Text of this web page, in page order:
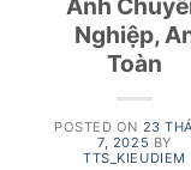
Nghiệp,
Toàn
POSTED ON 23
7, 2025 BY
TTS_KIEUDIEM